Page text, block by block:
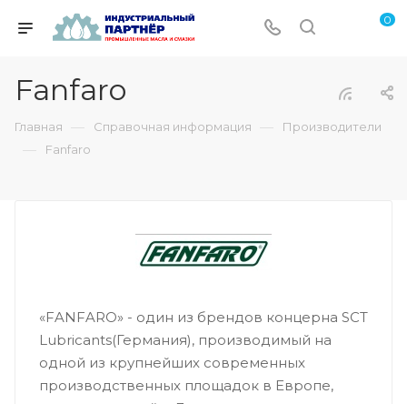
0
Fanfaro
Главная — Справочная информация — Производители
— Fanfaro
«FANFARO» - один из брендов концерна SCT
Lubricants(Германия), производимый на
одной из крупнейших современных
производственных площадок в Европе,